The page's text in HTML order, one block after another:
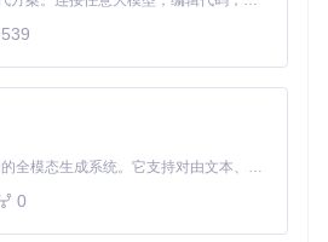
整开发环境：
539
MiniMax H3 是一个通用的全模态生成系统。它支持对由文本、图像、视频和音频组成的多模态上下文进行统一理解，并能生成分辨率高达 2K、时长可达 15 秒的带原生立体声音频的视频。得益于面向任务泛化的系统设计，H3 在预训练阶段就已具备广泛的多模态上下文理解与生成能力，能够出色地执行复杂的多模态指令。
0